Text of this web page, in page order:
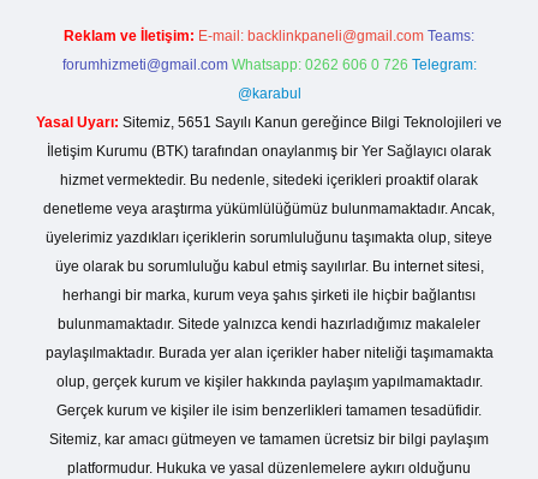
Reklam ve İletişim: E-mail: backlinkpaneli@gmail.com Teams:
forumhizmeti@gmail.com Whatsapp: 0262 606 0 726 Telegram:
@karabul
Yasal Uyarı: Sitemiz, 5651 Sayılı Kanun gereğince Bilgi Teknolojileri ve
İletişim Kurumu (BTK) tarafından onaylanmış bir Yer Sağlayıcı olarak
hizmet vermektedir. Bu nedenle, sitedeki içerikleri proaktif olarak
denetleme veya araştırma yükümlülüğümüz bulunmamaktadır. Ancak,
üyelerimiz yazdıkları içeriklerin sorumluluğunu taşımakta olup, siteye
üye olarak bu sorumluluğu kabul etmiş sayılırlar. Bu internet sitesi,
herhangi bir marka, kurum veya şahıs şirketi ile hiçbir bağlantısı
bulunmamaktadır. Sitede yalnızca kendi hazırladığımız makaleler
paylaşılmaktadır. Burada yer alan içerikler haber niteliği taşımamakta
olup, gerçek kurum ve kişiler hakkında paylaşım yapılmamaktadır.
Gerçek kurum ve kişiler ile isim benzerlikleri tamamen tesadüfidir.
Sitemiz, kar amacı gütmeyen ve tamamen ücretsiz bir bilgi paylaşım
platformudur. Hukuka ve yasal düzenlemelere aykırı olduğunu